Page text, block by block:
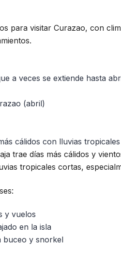
para visitar Curazao, con
a veces se extiende hasta
(abril)
cálidos con lluvias tropicales
trae días más cálidos y
tropicales cortas,
y vuelos
en la isla
buceo y snorkel